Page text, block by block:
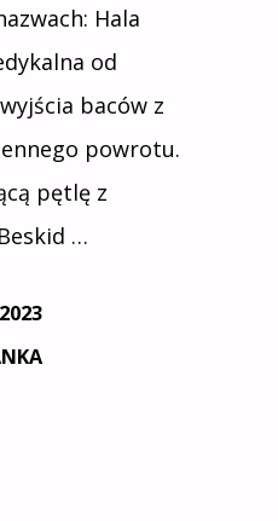
Hala
od
baców z
powrotu.
pętlę z
…